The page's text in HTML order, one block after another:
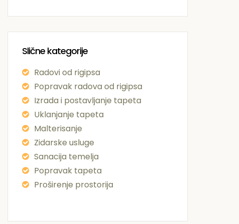
Slične kategorije
Radovi od rigipsa
Popravak radova od rigipsa
Izrada i postavljanje tapeta
Uklanjanje tapeta
Malterisanje
Zidarske usluge
Sanacija temelja
Popravak tapeta
Proširenje prostorija